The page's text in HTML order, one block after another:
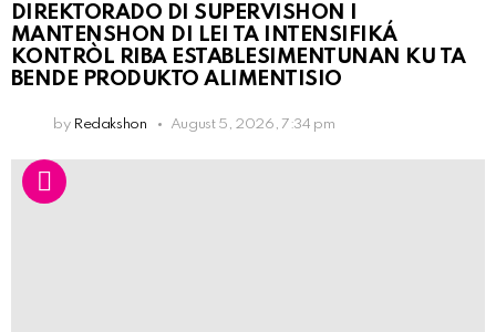
DIREKTORADO DI SUPERVISHON I
MANTENSHON DI LEI TA INTENSIFIKÁ
KONTRÒL RIBA ESTABLESIMENTUNAN KU TA
BENDE PRODUKTO ALIMENTISIO
by Redakshon August 5, 2026, 7:34 pm